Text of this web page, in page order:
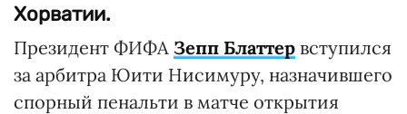
Хорватии.
Президент ФИФА Зепп Блаттер вступился
за арбитра Юити Нисимуру, назначившего
спорный пенальти в матче открытия